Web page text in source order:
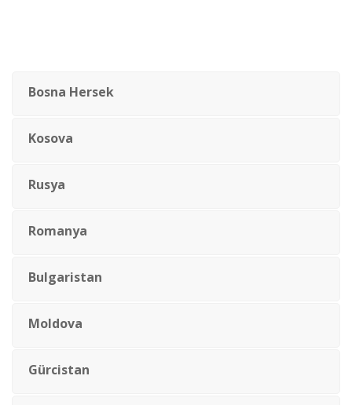
Bosna Hersek
Kosova
Rusya
Romanya
Bulgaristan
Moldova
Gürcistan